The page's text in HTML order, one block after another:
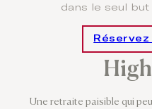
dans le seul
Une retraite paisible qui